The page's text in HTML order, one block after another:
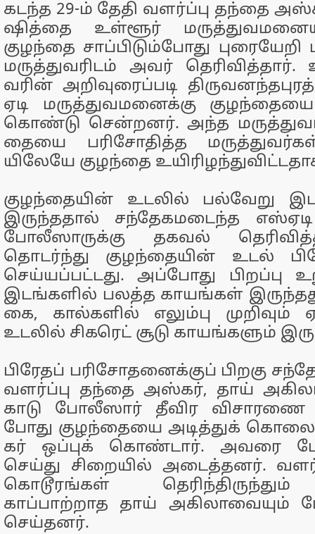
கடந்த 29-ம் தேதி வளர்ப்பு தந்தை
ஷித்தை உள்​ளூர்
குழந்தை சாப்​பிடும்​போது புரையேறி
மருத்​து​வரிடம் அவர் தெரிவித்​தார்.
வரின் அறி​வுரைப்​படி
ஏடி மருத்​து​வ​மனைக்கு
கொண்டு சென்​றனர். அந்த
தையை பரிசோ​தித்த
யிலேயே குழந்தை
குழந்​தை​யின் உடலில் பல்​வேறு
இருந்​த​தால் சந்​தேகமடைந்த எஸ்​ஏடி
போலீ​ஸாருக்கு தகவல்
தொடர்ந்து குழந்​தை​யின் உடல்
செய்​யப்​பட்​டது. அப்​போது பிறப்பு
இடங்​களில் பலத்த காயங்​கள்
கை, கால்​களில் எலும்பு முறி​வும்
உடலில் சிகரெட் சூடு காயங்​களும்
பிரேதப் பரிசோதனைக்​குப் பிறகு
வளர்ப்பு தந்தை அஸ்​கர், தாய்
காடு போலீ​ஸார் தீவிர விசா​ரணை
போது குழந்​தையை அடித்​துக்
கர் ஒப்​புக் கொண்​டார். அவரை
செய்து சிறை​யில் அடைத்​தனர்.
கொடூரங்​கள்
காப்பாற்றாத தாய் அகிலா​வை​யும்
செய்​தனர்.